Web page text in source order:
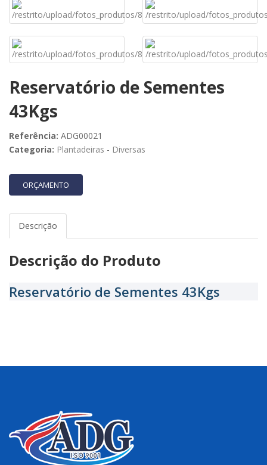
Reservatório de Sementes
43Kgs
Referência: ADG00021
Categoria: Plantadeiras - Diversas
ORÇAMENTO
Descrição
Descrição do Produto
Reservatório de Sementes 43Kgs